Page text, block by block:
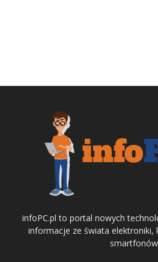
infoPC.pl to portal nowych
informacje ze świata elektroniki,